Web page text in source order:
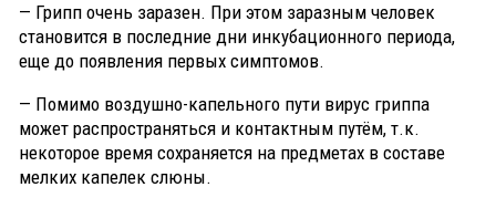
— Грипп очень заразен. При этом заразным человек
становится в последние дни инкубационного периода,
еще до появления первых симптомов.
— Помимо воздушно-капельного пути вирус гриппа
может распространяться и контактным путём, т.к.
некоторое время сохраняется на предметах в составе
мелких капелек слюны.